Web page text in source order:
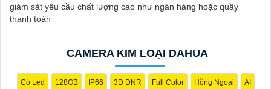
Camera IP 8MP DAHUA DH-IPC-HDW3849QM-S-IL-
Black(
Camera Kim Loại Dahua
giám sát yêu cầu chất lượng cao như ngân hàng hoặc quầy
thanh toán
CAMERA KIM LOẠI DAHUA
Có Led 128GB IP66 3D DNR Full Color Hồng Ngoại AI